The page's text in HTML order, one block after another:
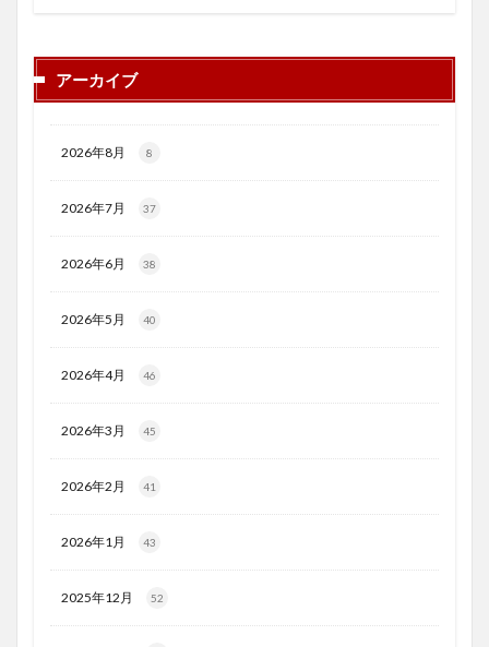
アーカイブ
2026年8月 8
2026年7月 37
2026年6月 38
2026年5月 40
2026年4月 46
2026年3月 45
2026年2月 41
2026年1月 43
2025年12月 52